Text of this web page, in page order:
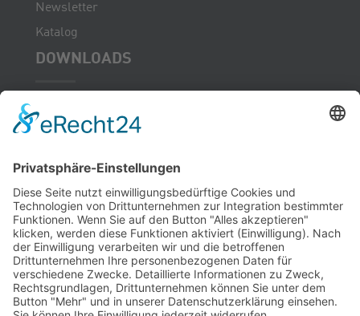
Newsletter
Katalog
DOWNLOADS
KONTAKT
Ausbildung